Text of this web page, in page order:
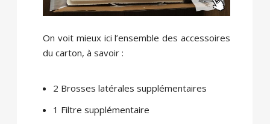
On voit mieux ici l’ensemble des accessoires
du carton, à savoir :
2 Brosses latérales supplémentaires
1 Filtre supplémentaire